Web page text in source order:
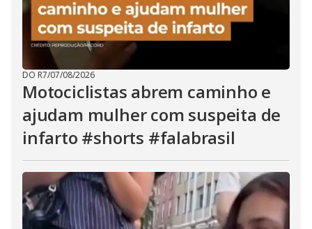
DO R7/07/08/2026
Motociclistas abrem caminho e
ajudam mulher com suspeita de
infarto #shorts #falabrasil